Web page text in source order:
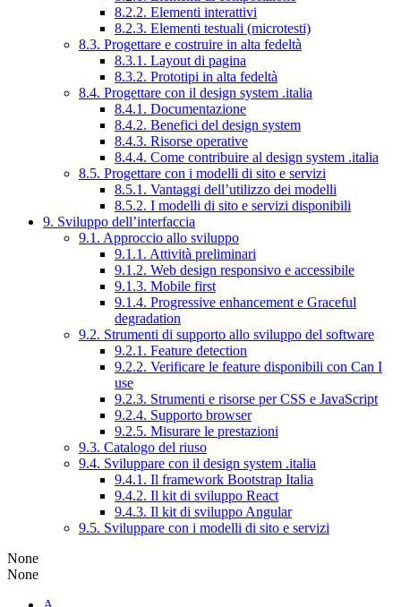
8.2.2. Elementi interattivi
8.2.3. Elementi testuali (microtesti)
8.3. Progettare e costruire in alta fedeltà
8.3.1. Layout di pagina
8.3.2. Prototipi in alta fedeltà
8.4. Progettare con il design system .italia
8.4.1. Documentazione
8.4.2. Benefici del design system
8.4.3. Risorse operative
8.4.4. Come contribuire al design system .italia
8.5. Progettare con i modelli di sito e servizi
8.5.1. Vantaggi dell’utilizzo dei modelli
8.5.2. I modelli di sito e servizi disponibili
9. Sviluppo dell’interfaccia
9.1. Approccio allo sviluppo
9.1.1. Attività preliminari
9.1.2. Web design responsivo e accessibile
9.1.3. Mobile first
9.1.4. Progressive enhancement e Graceful
degradation
9.2. Strumenti di supporto allo sviluppo del software
9.2.1. Feature detection
9.2.2. Verificare le feature disponibili con Can I
use
9.2.3. Strumenti e risorse per CSS e JavaScript
9.2.4. Supporto browser
9.2.5. Misurare le prestazioni
9.3. Catalogo del riuso
9.4. Sviluppare con il design system .italia
9.4.1. Il framework Bootstrap Italia
9.4.2. Il kit di sviluppo React
9.4.3. Il kit di sviluppo Angular
9.5. Sviluppare con i modelli di sito e servizi
None
None